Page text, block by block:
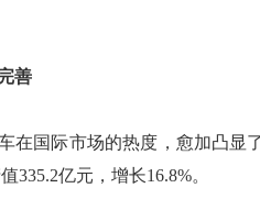
善
国际市场的热度，愈加凸显
335.2亿元，增长16.8%。